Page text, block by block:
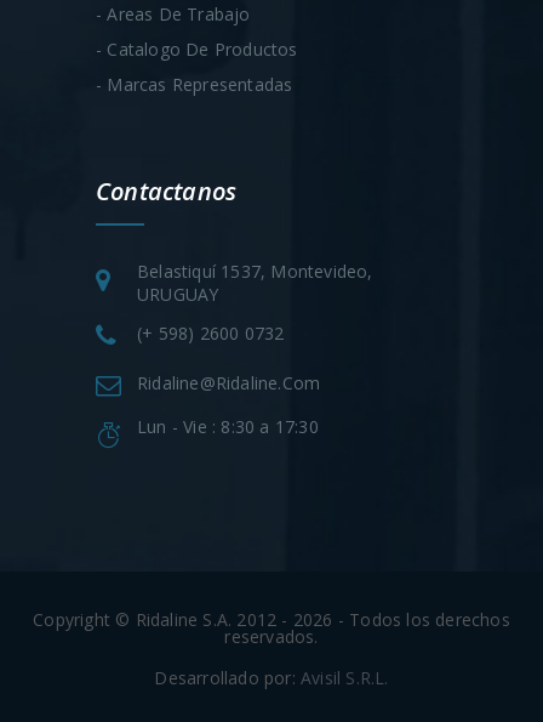
- Areas De Trabajo
- Catalogo De Productos
- Marcas Representadas
Contactanos
Belastiquí 1537, Montevideo,
URUGUAY
(+ 598) 2600 0732
Ridaline@ridaline.com
Lun - Vie : 8:30 a 17:30
Copyright © Ridaline S.A. 2012 - 2026 - Todos los derechos
reservados.
Desarrollado por: Avisil S.R.L.